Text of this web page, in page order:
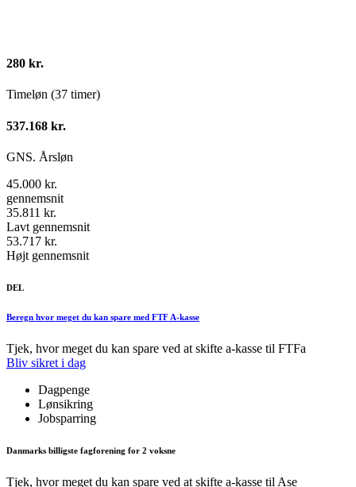
280 kr.
Timeløn (37 timer)
537.168 kr.
GNS. Årsløn
45.000 kr.
gennemsnit
35.811 kr.
Lavt gennemsnit
53.717 kr.
Højt gennemsnit
DEL
Beregn hvor meget du kan spare med FTF A-kasse
Tjek, hvor meget du kan spare ved at skifte a-kasse til FTFa
Bliv sikret i dag
Dagpenge
Lønsikring
Jobsparring
Danmarks billigste fagforening for 2 voksne
Tjek, hvor meget du kan spare ved at skifte a-kasse til Ase